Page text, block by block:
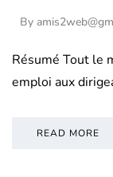
By
Résumé Tout le
emploi aux
READ MORE